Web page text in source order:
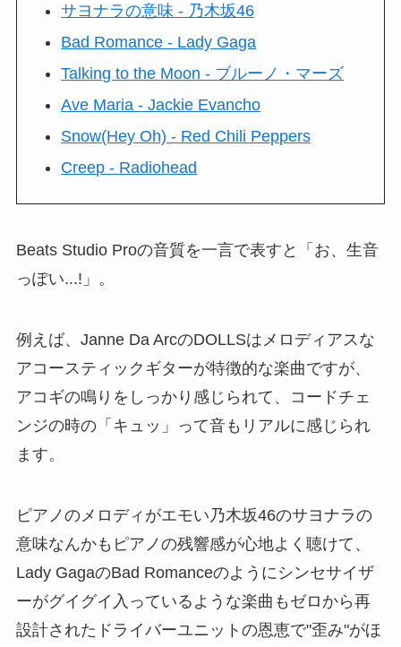
サヨナラの意味 - 乃木坂46
Bad Romance - Lady Gaga
Talking to the Moon - ブルーノ・マーズ
Ave Maria - Jackie Evancho
Snow(Hey Oh) - Red Chili Peppers
Creep - Radiohead
Beats Studio Proの音質を一言で表すと「お、生音
っぽい...!」。
例えば、Janne Da ArcのDOLLSはメロディアスな
アコースティックギターが特徴的な楽曲ですが、
アコギの鳴りをしっかり感じられて、コードチェ
ンジの時の「キュッ」って音もリアルに感じられ
ます。
ピアノのメロディがエモい乃木坂46のサヨナラの
意味なんかもピアノの残響感が心地よく聴けて、
Lady GagaのBad Romanceのようにシンセサイザ
ーがグイグイ入っているような楽曲もゼロから再
設計されたドライバーユニットの恩恵で"歪み"がほ